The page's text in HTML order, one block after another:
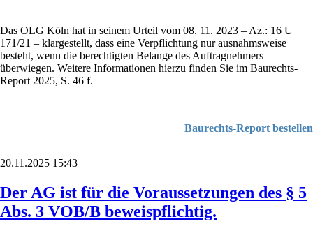
Das OLG Köln hat in seinem Urteil vom 08. 11. 2023 – Az.: 16 U
171/21 – klargestellt, dass eine Verpflichtung nur ausnahmsweise
besteht, wenn die berechtigten Belange des Auftragnehmers
überwiegen. Weitere Informationen hierzu finden Sie im Baurechts-
Report 2025, S. 46 f.
Baurechts-Report bestellen
20.11.2025 15:43
Der AG ist für die Voraussetzungen des § 5
Abs. 3 VOB/B beweispflichtig.